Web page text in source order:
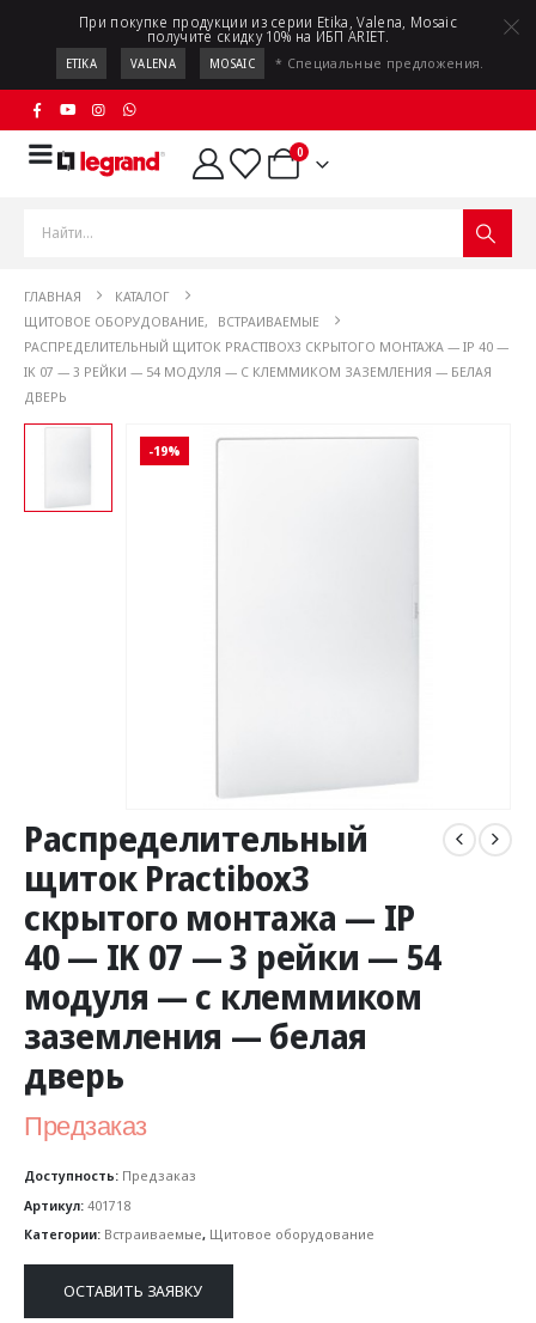
При покупке продукции из серии Etika, Valena, Mosaic
получите скидку 10% на ИБП ARIET.
ETIKA VALENA MOSAIC * Специальные предложения.
0
ГЛАВНАЯ
КАТАЛОГ
ЩИТОВОЕ ОБОРУДОВАНИЕ,
ВСТРАИВАЕМЫЕ
РАСПРЕДЕЛИТЕЛЬНЫЙ ЩИТОК PRACTIBOX3 СКРЫТОГО МОНТАЖА — IP 40 —
IK 07 — 3 РЕЙКИ — 54 МОДУЛЯ — С КЛЕММИКОМ ЗАЗЕМЛЕНИЯ — БЕЛАЯ
ДВЕРЬ
-19%
Распределительный
щиток Practibox3
скрытого монтажа — IP
40 — IK 07 — 3 рейки — 54
модуля — с клеммиком
заземления — белая
дверь
Предзаказ
Доступность: Предзаказ
Артикул: 401718
Категории: Встраиваемые, Щитовое оборудование
ОСТАВИТЬ ЗАЯВКУ